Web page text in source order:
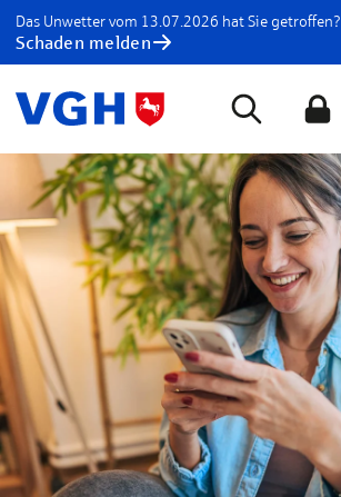
Das Unwetter vom 13.07.2026 hat Sie getroffen?
Schaden melden